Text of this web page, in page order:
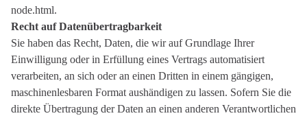
node.html.
Recht auf Datenübertragbarkeit
Sie haben das Recht, Daten, die wir auf Grundlage Ihrer
Einwilligung oder in Erfüllung eines Vertrags automatisiert
verarbeiten, an sich oder an einen Dritten in einem gängigen,
maschinenlesbaren Format aushändigen zu lassen. Sofern Sie die
direkte Übertragung der Daten an einen anderen Verantwortlichen